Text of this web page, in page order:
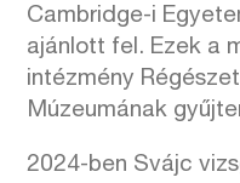
Cambridge-i
ajánlott fel. Ezek a
intézmény
Múzeumának
2024-ben Svájc